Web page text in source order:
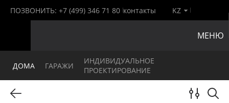
ПОЗВОНИТЬ: +7 (499) 346 71 80 контакты KZ
МЕНЮ
ДОМА ГАРАЖИ
ИНДИВИДУАЛЬНОЕ
ПРОЕКТИРОВАНИЕ